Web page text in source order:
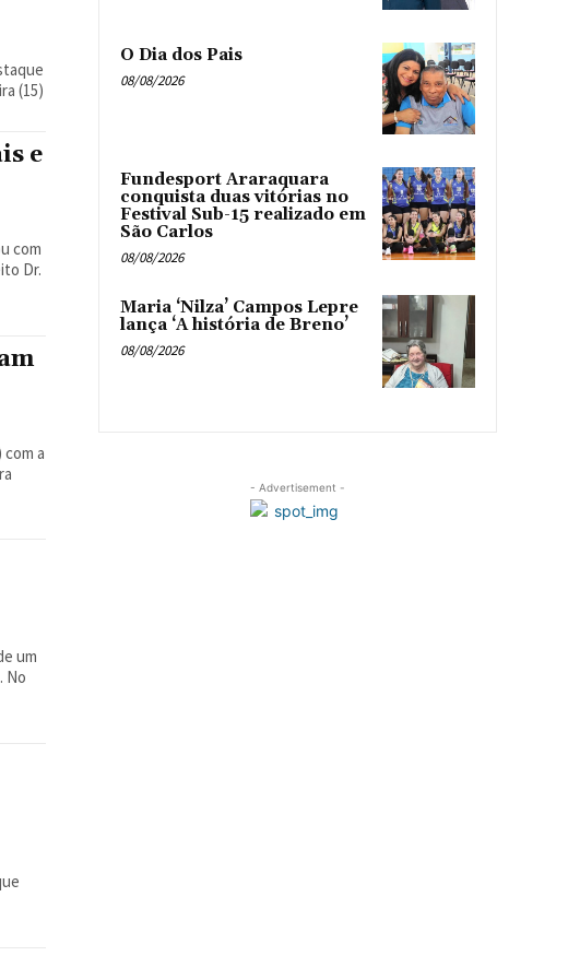
(15)
e
com
Dr.
a
um
No
O Dia dos Pais
08/08/2026
Fundesport Araraquara
conquista duas vitórias no
Festival Sub-15 realizado em
São Carlos
08/08/2026
Maria ‘Nilza’ Campos Lepre
lança ‘A história de Breno’
08/08/2026
- Advertisement -